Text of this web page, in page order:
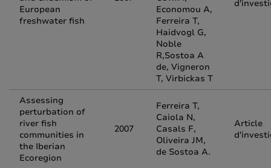
European
freshwater fish
Economou A,
Ferreira T,
Haidvogl G,
Noble
R,Sostoa A
de, Vigneron
T, Virbickas T
Assessing
perturbation of
river fish
communities in
the Iberian
Ecoregion
2007
Ferreira T,
Caiola N,
Casals F,
Oliveira JM,
de Sostoa A.
Article